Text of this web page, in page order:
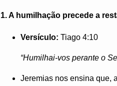
1. A humilhação precede a
Versículo: Tiago 4:10
“Humilhai-vos perante o
Jeremias nos ensina que,